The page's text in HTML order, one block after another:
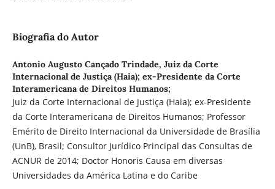
Biografia do Autor
Antonio Augusto Cançado Trindade, Juiz da Corte
Internacional de Justiça (Haia); ex-Presidente da Corte
Interamericana de Direitos Humanos;
Juiz da Corte Internacional de Justiça (Haia); ex-Presidente
da Corte Interamericana de Direitos Humanos; Professor
Emérito de Direito Internacional da Universidade de Brasília
(UnB), Brasil; Consultor Jurídico Principal das Consultas de
ACNUR de 2014; Doctor Honoris Causa em diversas
Universidades da América Latina e do Caribe